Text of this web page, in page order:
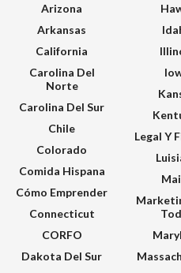
Arizona
Arkansas
California
Carolina Del
Norte
Carolina Del Sur
Chile
Colorado
Comida Hispana
Cómo Emprender
Connecticut
CORFO
Dakota Del Sur
Legal Y